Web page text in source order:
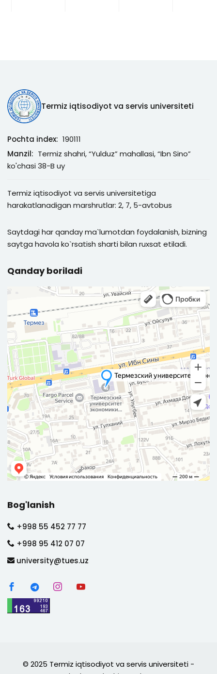
Termiz iqtisodiyot va servis universiteti
Pochta index: 190111
Manzil: Termiz shahri, “Yulduz” mahallasi, “Ibn Sino”
ko'chasi 38-B uy
Termiz iqtisodiyot va servis universitetiga
harakatlanadigan marshrutlar: 2, 7, 5-avtobus
Saytdagi har qanday ma`lumotdan foydalanish, bizning
saytga havola ko`rsatish sharti bilan ruxsat etiladi.
Qanday boriladi
Bog'lanish
+998 55 452 77 77
+998 95 412 07 07
university@tues.uz
© 2025 Termiz iqtisodiyot va servis universiteti -